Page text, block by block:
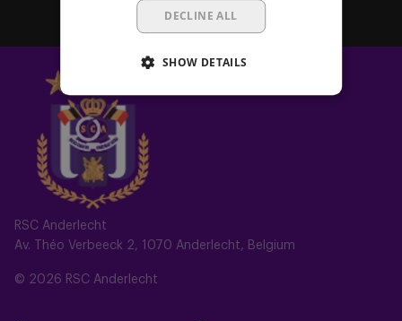
RSC Anderlecht
Av. Théo Verbeeck 2, 1070 Anderlecht, Belgium
© 2026 RSC Anderlecht
DECLINE ALL
SHOW DETAILS